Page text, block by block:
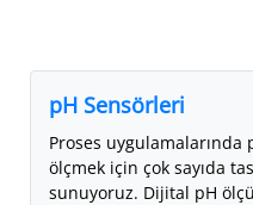
pH Sensörleri
Proses uygulamalarında
ölçmek için çok sayıda
sunuyoruz. Dijital pH